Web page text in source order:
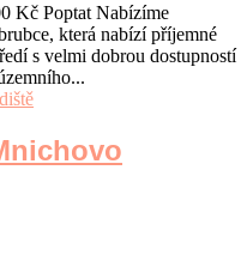
Kč Poptat Nabízíme
která nabízí příjemné
s velmi dobrou dostupností